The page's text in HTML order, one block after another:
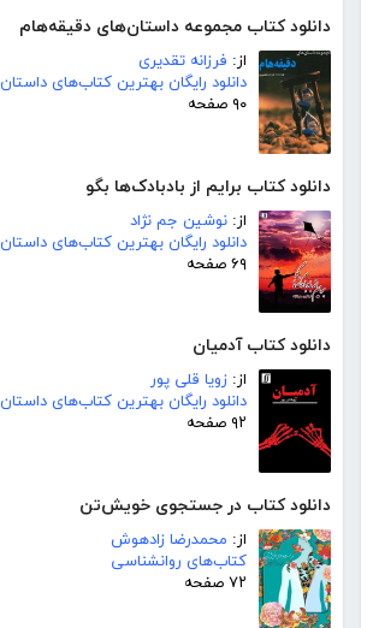
دانلود کتاب مجموعه داستان‌های دقیقه‌هام
از: فرزانه تقدیری
دانلود رایگان بهترین کتاب‌های داستان
۹۰ صفحه
دانلود کتاب برایم از بادبادک‌ها بگو
از: نوشین جم نژاد
دانلود رایگان بهترین کتاب‌های داستان
۶۹ صفحه
دانلود کتاب آدمیان
از: زویا قلی پور
دانلود رایگان بهترین کتاب‌های داستان
۹۲ صفحه
دانلود کتاب در جستجوی خویش‌تن
از: محمدرضا زادهوش
کتاب‌های روانشناسی
۷۲ صفحه